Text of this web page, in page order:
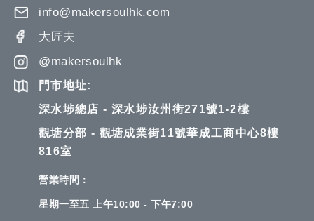
info@makersoulhk.com
大匠夫
@makersoulhk
門市地址:
深水埗總店 - 深水埗汝州街271號1-2樓
觀塘分部 - 觀塘成業街11號華成工商中心8樓
816室
營業時間：
星期一至五 上午10:00 - 下午7:00